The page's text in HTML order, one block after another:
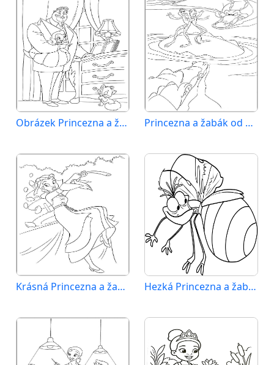
Obrázek Princezna a žabák Princezna a žabák od Disney
Krásná Princezna a žabák Hezká Princezna a žabák